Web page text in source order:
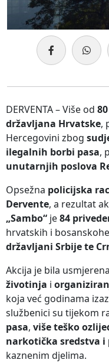
DERVENTA – Više od
državljana Hrvatske,
Hercegovini zbog
ilegalnih borbi pasa,
unutarnjih poslova
Opsežna policijska
Dervente, a rezultat
„Sambo“ je84
hrvatskih i
državljani Srbije te
Akcija je bila
životinja i
koja već godinama
službenici su tijekom
pasa, više teško
narkotička sredstva i
kaznenim djelima.